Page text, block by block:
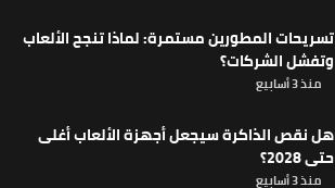
تسريحات المطورين مستمرة: لماذا تنجح الألعاب
وتفشل الشركات؟
منذ 3 أسابيع
هل نقص الذاكرة سيجعل أجهزة الألعاب أغلى
حتى 2028؟
منذ 3 أسابيع